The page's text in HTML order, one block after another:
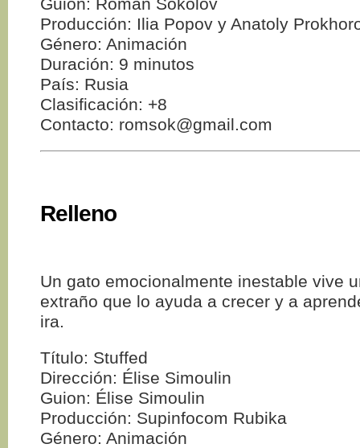
Producción: Ilia Popov y Anatoly
Género: Animación
Duración: 9 minutos
País: Rusia
Clasificación: +8
Contacto: romsok@gmail.com
Relleno
Un gato emocionalmente inestable vive
extraño que lo ayuda a crecer y a
ira.
Título: Stuffed
Dirección: Élise Simoulin
Guion: Élise Simoulin
Producción: Supinfocom Rubika
Género: Animación